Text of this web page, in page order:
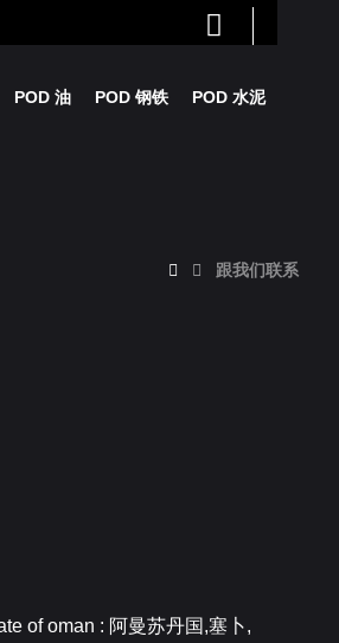
POD 油 POD 钢铁 POD 水泥
跟我们联系
of oman : 阿曼苏丹国,塞卜,